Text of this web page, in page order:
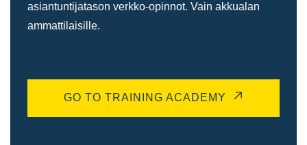
asiantuntijatason verkko-opinnot. Vain akkualan
ammattilaisille.
GO TO TRAINING ACADEMY